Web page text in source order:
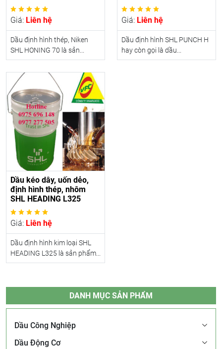
Giá: Liên hệ
Dầu định hình thép, Niken
SHL HONING 70 là sản...
Giá: Liên hệ
Dầu định hình SHL PUNCH H
hay còn gọi là dầu...
Dầu kéo dây, uốn dẻo,
định hình thép, nhôm
SHL HEADING L325
Giá: Liên hệ
Dầu định hình kim loại SHL
HEADING L325 là sản phẩm...
DANH MỤC SẢN PHẨM
Dầu Công Nghiệp
Dầu Động Cơ